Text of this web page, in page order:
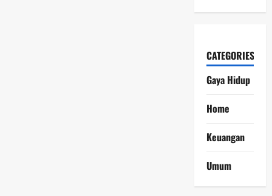
CATEGORIES
Gaya Hidup
Home
Keuangan
Umum